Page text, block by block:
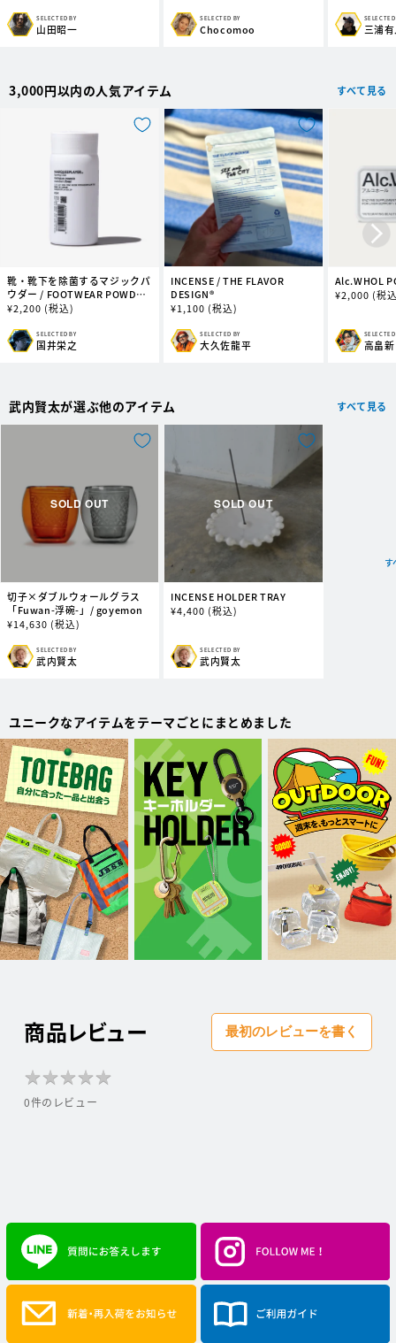
価
格
SELECTED BY
販
山田昭一
価
格
SELECTED BY
販
Chocomoo
価
格
SELECTED
販
三浦
3,000円以内の人気アイテム すべて見る
靴・靴下を除菌するマジックパ
ウダー / FOOTWEAR POWDER
#04
通
価
格
¥2,200 (税込)
SELECTED BY
販
国井栄之
INCENSE / THE FLAVOR
DESIGN®︎
通
価
格
¥1,100 (税込)
SELECTED BY
販
大久佐龍平
Alc.WHOL
通
格
¥2,000 (税
SELECTED
販
高畠新
武内賢太が選ぶ他のアイテム すべて見る
切子×ダブルウォールグラス
「Fuwan-浮碗-」/ goyemon
通
価
格
¥14,630 (税込)
SELECTED BY
販
武内賢太
INCENSE HOLDER TRAY
通
格
¥4,400 (税込)
SELECTED BY
販
武内賢太
ユニークなアイテムをテーマごとにまとめました
商品レビュー 最初のレビューを書く
★★★★★
★★★★★
0件のレビュー